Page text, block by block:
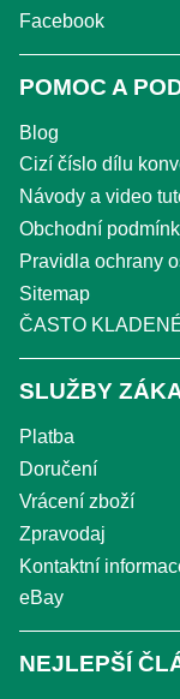
Facebook
POMOC A
Blog
Cizí číslo dílu
Návody a video
Obchodní
Pravidla ochrany
Sitemap
ČASTO
SLUŽBY
Platba
Doručení
Vrácení zboží
Zpravodaj
Kontaktní
eBay
NEJLEPŠÍ